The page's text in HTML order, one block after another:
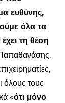
ευθύνης,
όλα τα
τη θέση
όλους τους
«ότι μόνο